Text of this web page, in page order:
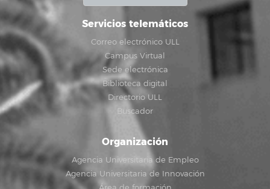
Servicios telemáticos
Correo electrónico ULL
Campus Virtual
Sede electrónica
Biblioteca digital
Directorio ULL
Buscador
Organización
Agencia Universitaria de Empleo
Agencia Universitaria de Innovación